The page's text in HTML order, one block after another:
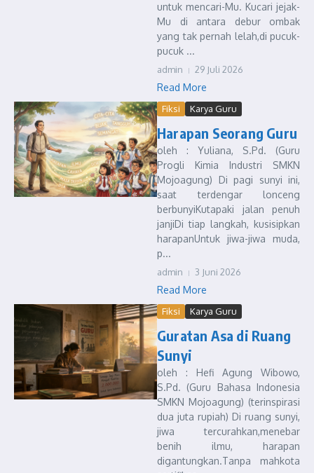
untuk mencari-Mu. Kucari jejak-
Mu di antara debur ombak
yang tak pernah lelah,di pucuk-
pucuk ...
admin 29 Juli 2026
Read More
Fiksi Karya Guru
Harapan Seorang Guru
oleh : Yuliana, S.Pd. (Guru
Progli Kimia Industri SMKN
Mojoagung) Di pagi sunyi ini,
saat terdengar lonceng
berbunyiKutapaki jalan penuh
janjiDi tiap langkah, kusisipkan
harapanUntuk jiwa-jiwa muda,
p...
admin 3 Juni 2026
Read More
Fiksi Karya Guru
Guratan Asa di Ruang
Sunyi
oleh : Hefi Agung Wibowo,
S.Pd. (Guru Bahasa Indonesia
SMKN Mojoagung) (terinspirasi
dua juta rupiah) Di ruang sunyi,
jiwa tercurahkan,menebar
benih ilmu, harapan
digantungkan.Tanpa mahkota